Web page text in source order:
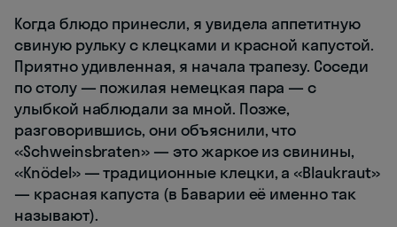
Когда блюдо принесли, я увидела аппетитную
свиную рульку с клецками и красной капустой.
Приятно удивленная, я начала трапезу. Соседи
по столу — пожилая немецкая пара — с
улыбкой наблюдали за мной. Позже,
разговорившись, они объяснили, что
«Schweinsbraten» — это жаркое из свинины,
«Knödel» — традиционные клецки, а «Blaukraut»
— красная капуста (в Баварии её именно так
называют).